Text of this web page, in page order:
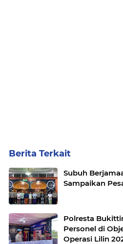
Berita Terkait
Subuh
Sampaikan
Polresta
Personel di
Operasi Lilin